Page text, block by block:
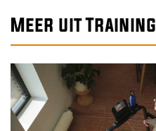
Meer uit Training